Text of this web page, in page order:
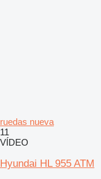
ruedas nueva
11
VÍDEO
Hyundai HL 955 ATM